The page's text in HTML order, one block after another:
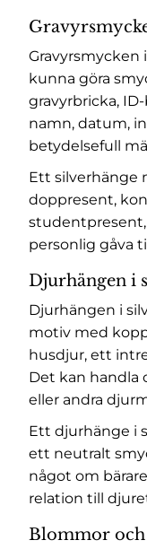
Gravyrsmycken
kunna göra
gravyrbricka,
namn, datum,
betydelsefull
Ett silverhänge
doppresent,
personlig gåva
Djurhängen i
Djurhängen i
motiv med
husdjur, ett
Det kan handla
eller andra
Ett djurhänge i
ett neutralt
något om
relation till
Blommor